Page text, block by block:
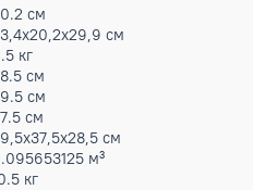
7 тыс.BTU
2.5 кВт
0.027 кВт
545 м³/ч
220-240/1/50 В/Ф/Гц
0.25 А
0.25 А
6,35 (1/4) мм (дюйм)